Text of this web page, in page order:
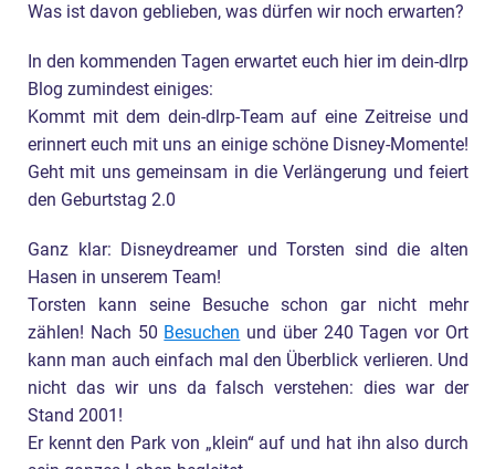
Was ist davon geblieben, was dürfen wir noch erwarten?
In den kommenden Tagen erwartet euch hier im dein-dlrp
Blog zumindest einiges:
Kommt mit dem dein-dlrp-Team auf eine Zeitreise und
erinnert euch mit uns an einige schöne Disney-Momente!
Geht mit uns gemeinsam in die Verlängerung und feiert
den Geburtstag 2.0
Ganz klar: Disneydreamer und Torsten sind die alten
Hasen in unserem Team!
Torsten kann seine Besuche schon gar nicht mehr
zählen! Nach 50 Besuchen und über 240 Tagen vor Ort
kann man auch einfach mal den Überblick verlieren. Und
nicht das wir uns da falsch verstehen: dies war der
Stand 2001!
Er kennt den Park von „klein“ auf und hat ihn also durch